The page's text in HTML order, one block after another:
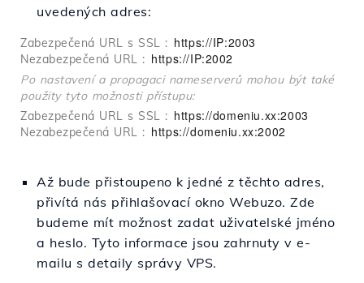
uvedených adres:
Zabezpečená URL s SSL : https://IP:2003
Nezabezpečená URL : https://IP:2002
Po nastavení a propagaci nameserverů mohou být také
použity tyto možnosti přístupu:
Zabezpečená URL s SSL : https://domeniu.xx:2003
Nezabezpečená URL : https://domeniu.xx:2002
Až bude přistoupeno k jedné z těchto adres,
přivítá nás přihlašovací okno Webuzo. Zde
budeme mít možnost zadat uživatelské jméno
a heslo. Tyto informace jsou zahrnuty v e-
mailu s detaily správy VPS.